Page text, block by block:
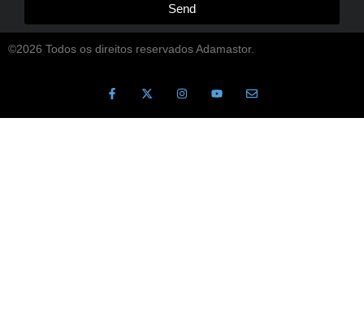
Send
©2026 Todos os direitos reservados Adamastor.